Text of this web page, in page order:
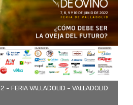
- FERIA VALLADOLID - VALLADOLID